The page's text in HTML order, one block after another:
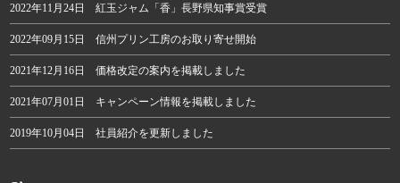
2022年11月24日 紅玉ジャム「香」長野県知事賞受賞
2022年09月15日 信州プリン工房のお取り寄せ開始
2021年12月16日 価格改定の案内を掲載しました
2021年07月01日 キャンペーン情報を掲載しました
2019年10月04日 社員紹介を更新しました